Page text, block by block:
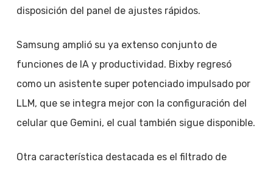
disposición del panel de ajustes rápidos.
Samsung amplió su ya extenso conjunto de
funciones de IA y productividad. Bixby regresó
como un asistente super potenciado impulsado por
LLM, que se integra mejor con la configuración del
celular que Gemini, el cual también sigue disponible.
Otra característica destacada es el filtrado de